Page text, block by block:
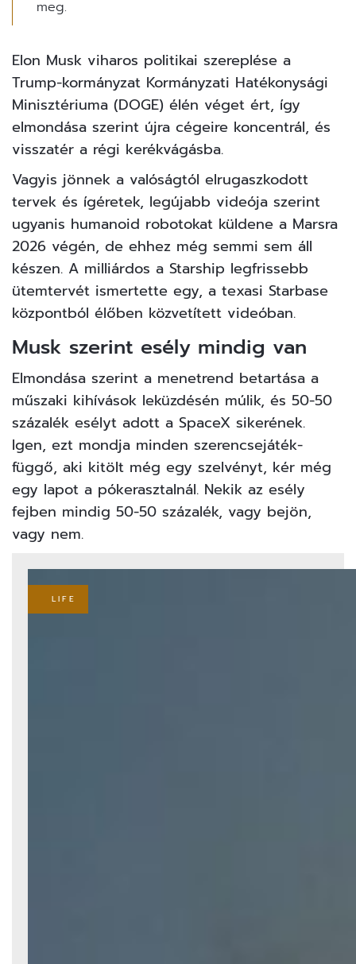
meg.
Elon Musk viharos politikai szereplése a
Trump-kormányzat Kormányzati Hatékonysági
Minisztériuma (DOGE) élén véget ért, így
elmondása szerint újra cégeire koncentrál, és
visszatér a régi kerékvágásba.
Vagyis jönnek a valóságtól elrugaszkodott
tervek és ígéretek, legújabb videója szerint
ugyanis humanoid robotokat küldene a Marsra
2026 végén, de ehhez még semmi sem áll
készen. A milliárdos a Starship legfrissebb
ütemtervét ismertette egy, a texasi Starbase
központból élőben közvetített videóban.
Musk szerint esély mindig van
Elmondása szerint a menetrend betartása a
műszaki kihívások leküzdésén múlik, és 50-50
százalék esélyt adott a SpaceX sikerének.
Igen, ezt mondja minden szerencsejáték-
függő, aki kitölt még egy szelvényt, kér még
egy lapot a pókerasztalnál. Nekik az esély
fejben mindig 50-50 százalék, vagy bejön,
vagy nem.
LIFE